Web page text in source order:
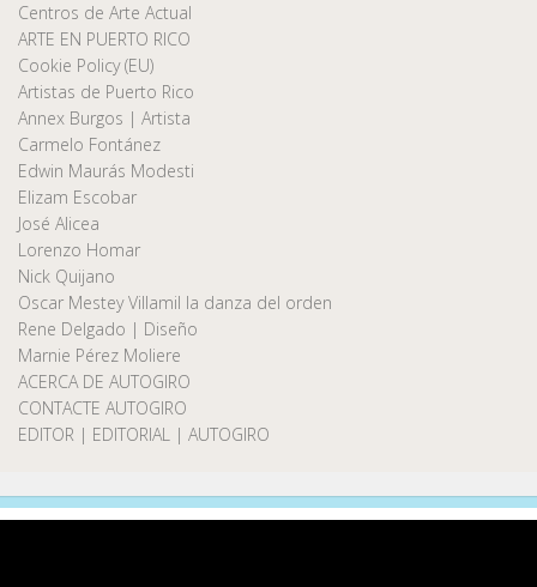
Centros de Arte Actual
ARTE EN PUERTO RICO
Cookie Policy (EU)
Artistas de Puerto Rico
Annex Burgos | Artista
Carmelo Fontánez
Edwin Maurás Modesti
Elizam Escobar
José Alicea
Lorenzo Homar
Nick Quijano
Oscar Mestey Villamil la danza del orden
Rene Delgado | Diseño
Marnie Pérez Moliere
ACERCA DE AUTOGIRO
CONTACTE AUTOGIRO
EDITOR | EDITORIAL | AUTOGIRO